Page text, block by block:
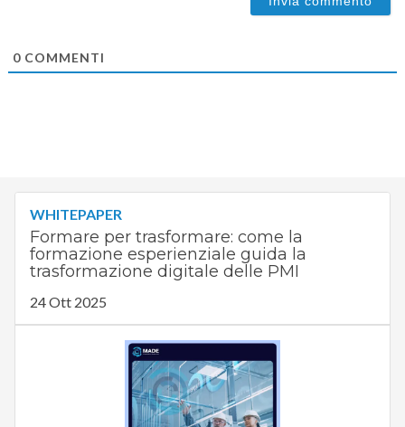
0COMMENTI
WHITEPAPER
Formare per trasformare: come la
formazione esperienziale guida la
trasformazione digitale delle PMI
24 Ott 2025